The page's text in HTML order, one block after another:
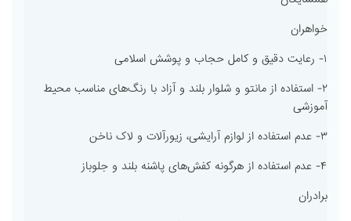
خواهران
۱- رعایت دقیق و کامل حجاب و پوشش اسلامی
۲- استفاده از مانتو و شلوار بلند و آزاد با رنگ‌های مناسب محیط
آموزشی
۳- عدم استفاده از لوازم آرایشی، زیورآلات و لاک ناخن
۴- عدم استفاده از هرگونه کفش‌های پاشنه بلند و جلوباز
برادران